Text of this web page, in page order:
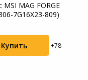
MSI MAG FORGE
7G16X23-809)
Купить +78